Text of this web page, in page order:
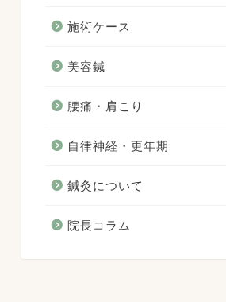
施術ケース
美容鍼
腰痛・肩こり
自律神経・更年期
鍼灸について
院長コラム